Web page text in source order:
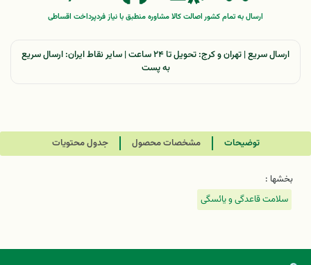
ارسال به تمام کشوراصالت کالامشاوره منطبق با نیاز فردپرداخت اقساطی
ارسال سریع | تهران و کرج: تحویل تا ۲۴ ساعت | سایر نقاط ایران: ارسال سریع
به پست
توضیحات مشخصات محصول جدول محتویات
بخشها :
سلامت قاعدگی و یائسگی